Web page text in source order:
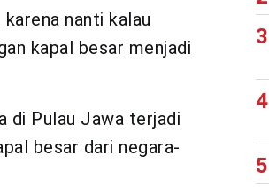
nanti kalau
kapal besar menjadi
di Pulau Jawa terjadi
besar dari negara-